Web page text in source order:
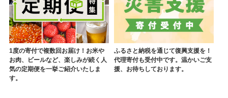
1度の寄付で複数回お届け！お米や
お肉、ビールなど、楽しみが続く人
気の定期便を一挙ご紹介いたしま
す。
ふるさと納税を通じて復興支援を！
代理寄付も受付中です。温かいご支
援、お待ちしております。